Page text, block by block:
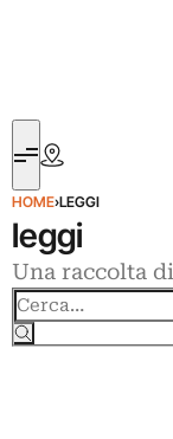
HOME›LEGGI
leggi
Una raccolta